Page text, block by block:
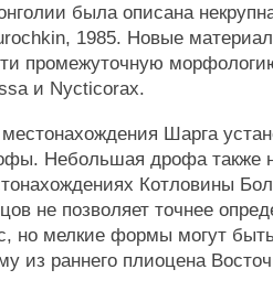
была описана
1985. Новые
промежуточную
и Nycticorax.
Шарга
Небольшая дрофа также
Котловины
не позволяет точнее
но мелкие формы могут
из раннего плиоцена